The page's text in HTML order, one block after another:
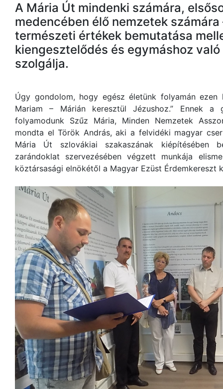
A Mária Út mindenki számára,
medencében élő nemzetek
természeti értékek bemutatása
kiengesztelődés és egymáshoz
szolgálja.
Úgy gondolom, hogy egész életünk folyamán ezen
Mariam – Márián keresztül Jézushoz.” Ennek a
folyamodunk Szűz Mária, Minden Nemzetek
mondta el Török András, aki a felvidéki magyar
Mária Út szlovákiai szakaszának kiépítésében
zarándoklat szervezésében végzett munkája
köztársasági elnökétől a Magyar Ezüst Érdemkereszt